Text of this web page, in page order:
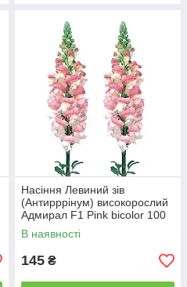
Насіння Левиний зів
(Антирррінум) високорослий
Адмирал F1 Pink bicolor 100
насінин Sakata
В наявності
145 ₴